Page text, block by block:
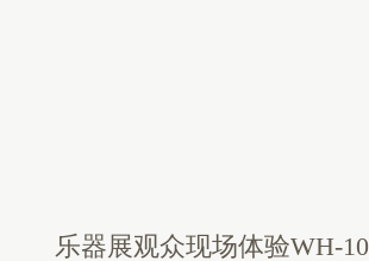
乐器展观众现场体验WH-